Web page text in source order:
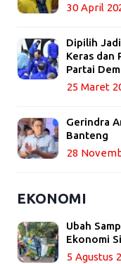
30 April
Dipilih
Keras dan
Partai
25 Maret
Gerindra
Banteng
28
EKONOMI
Ubah
Ekonomi
5 Agustus